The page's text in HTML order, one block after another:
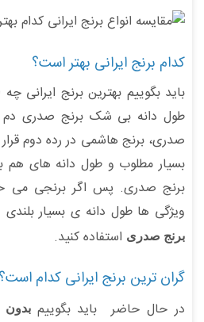
کدام برنج ایرانی بهتر است؟
باید بگوییم بهترین برنج ایرانی
طول دانه بی شک برنج صدری دم
صدری، برنج هاشمی در رده دوم
بسیار مطلوب و طول دانه های هم
برنج صدری. پس اگر برنجی می
ویژگی ها طول دانه ی بسیار بلندی
برنج صدری استفاده کنید.
گران ترین برنج ایرانی کدام است؟
در حال حاضر باید بگوییم بدون